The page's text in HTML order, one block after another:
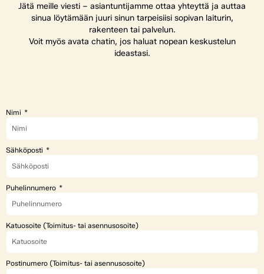
Jätä meille viesti – asiantuntijamme ottaa yhteyttä ja auttaa
sinua löytämään juuri sinun tarpeisiisi sopivan laiturin,
rakenteen tai palvelun.
Voit myös avata chatin, jos haluat nopean keskustelun
ideastasi.
Nimi
Sähköposti
Puhelinnumero
Katuosoite (Toimitus- tai asennusosoite)
Postinumero (Toimitus- tai asennusosoite)